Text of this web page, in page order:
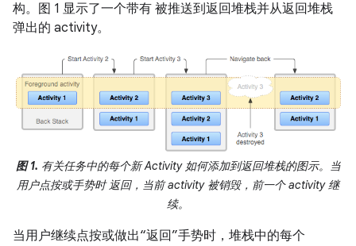
构。图 1 显示了一个带有 被推送到返回堆栈并从返回堆栈
弹出的 activity。
图 1. 有关任务中的每个新 Activity 如何添加到返回堆栈的图示。当
用户点按或手势时 返回，当前 activity 被销毁，前一个 activity 继
续。
当用户继续点按或做出“返回”手势时，堆栈中的每个